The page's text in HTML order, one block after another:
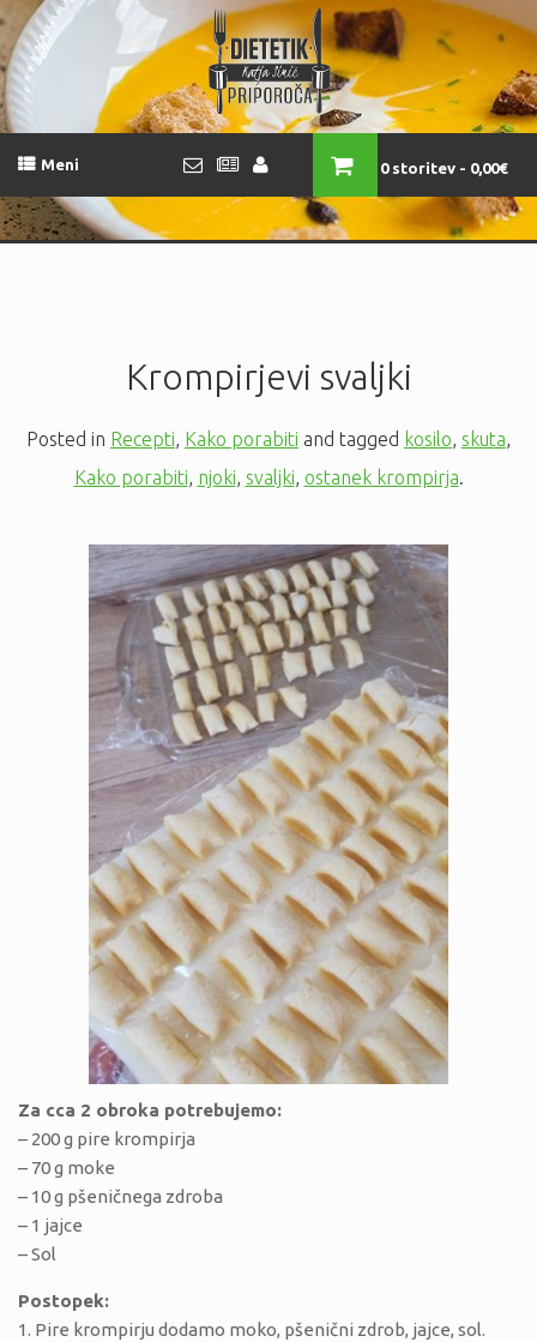
Meni 0 storitev 0,00€
Krompirjevi svaljki
Posted in Recepti, Kako porabiti and tagged kosilo, skuta,
Kako porabiti, njoki, svaljki, ostanek krompirja.
Za cca 2 obroka potrebujemo:
– 200 g pire krompirja
– 70 g moke
– 10 g pšeničnega zdroba
– 1 jajce
– Sol
Postopek:
1. Pire krompirju dodamo moko, pšenični zdrob, jajce, sol.